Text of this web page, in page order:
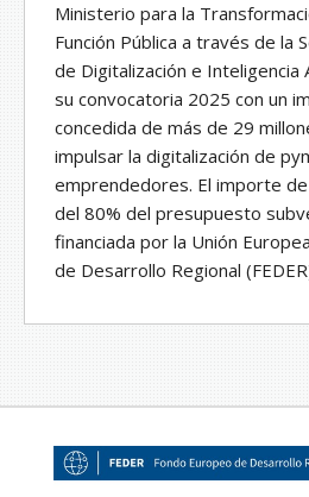
Ministerio para la
Función Pública a través de la
de Digitalización e Inteligencia
su convocatoria 2025 con un
concedida de más de 29
impulsar la digitalización de
emprendedores. El importe
del 80% del presupuesto
financiada por la Unión
de Desarrollo Regional